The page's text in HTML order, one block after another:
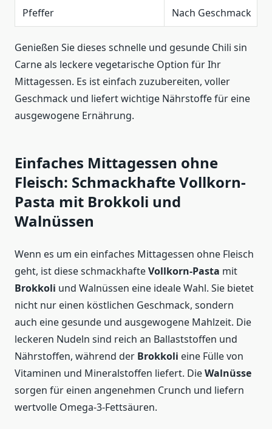
Pfeffer Nach Geschmack
Genießen Sie dieses schnelle und gesunde Chili sin
Carne als leckere vegetarische Option für Ihr
Mittagessen. Es ist einfach zuzubereiten, voller
Geschmack und liefert wichtige Nährstoffe für eine
ausgewogene Ernährung.
Einfaches Mittagessen ohne
Fleisch: Schmackhafte Vollkorn-
Pasta mit Brokkoli und
Walnüssen
Wenn es um ein einfaches Mittagessen ohne Fleisch
geht, ist diese schmackhafteVollkorn-Pasta mit
Brokkoli und Walnüssen eine ideale Wahl. Sie bietet
nicht nur einen köstlichen Geschmack, sondern
auch eine gesunde und ausgewogene Mahlzeit. Die
leckeren Nudeln sind reich an Ballaststoffen und
Nährstoffen, während der Brokkoli eine Fülle von
Vitaminen und Mineralstoffen liefert. DieWalnüsse
sorgen für einen angenehmen Crunch und liefern
wertvolle Omega-3-Fettsäuren.